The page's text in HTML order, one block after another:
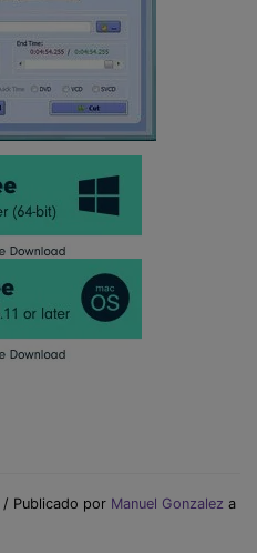
/ Publicado por Manuel Gonzalez a